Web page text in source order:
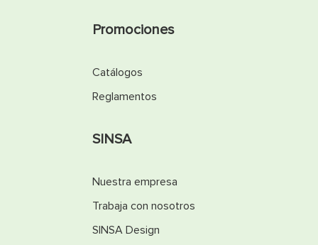
Promociones
Catálogos
Reglamentos
SINSA
Nuestra empresa
Trabaja con nosotros
SINSA Design